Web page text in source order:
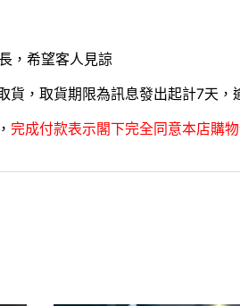
，希望客人見諒
貨，取貨期限為訊息發出起計7天，
， 完成付款表示閣下完全同意本店購